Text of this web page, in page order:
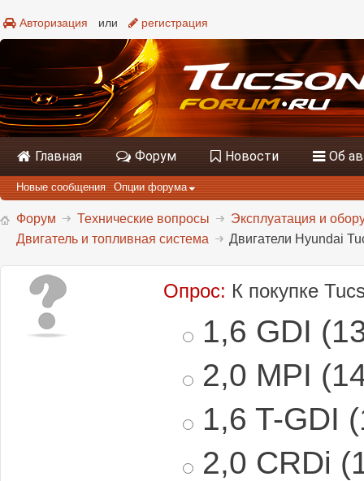
Авторизация или регистрация
Главная Форум Новости Об
Новые сообщения Опции форума
Форум Технические вопросы
Эксплуатация и
Двигатель и топливная система
Двигатели Hyundai
Опрос: К покупке
1,6 GDI
2,0 MPI
1,6 T-GDI
2,0 CRDi